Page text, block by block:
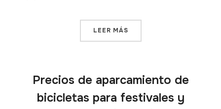
LEER MÁS
Precios de aparcamiento de
bicicletas para festivales y